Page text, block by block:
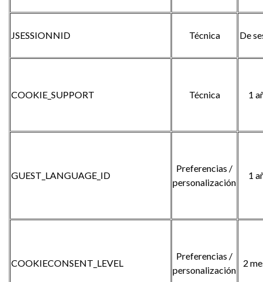
JSESSIONNID Técnica De
COOKIE_SUPPORT Técnica 1
GUEST_LANGUAGE_ID
Preferencias /
personalización
1
COOKIECONSENT_LEVEL
Preferencias /
personalización
2